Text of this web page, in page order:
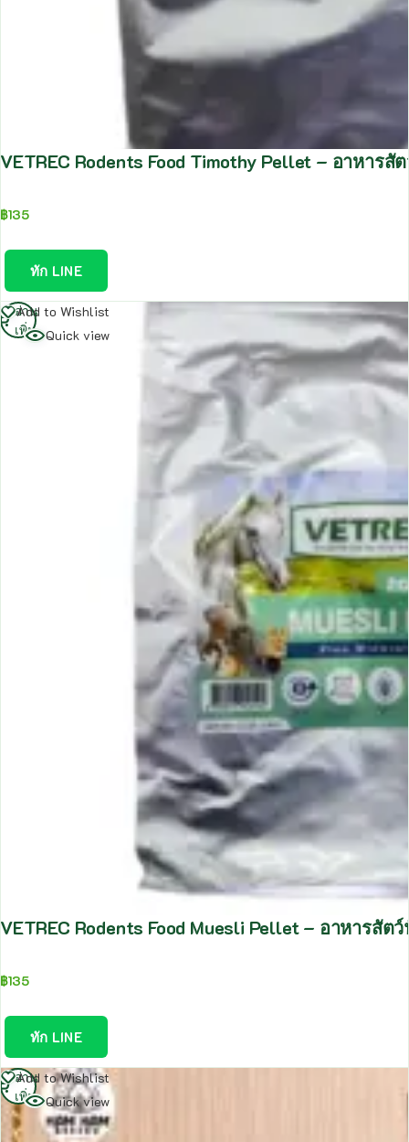
VETREC Rodents Food Timothy Pellet – อาหา
฿135
ทัก LINE
Add to Wishlist
Quick view
VETREC Rodents Food Muesli Pellet – อาหารสั
฿135
ทัก LINE
อ่าน
เพิ่ม
Add to Wishlist
Quick view
อ่าน
เพิ่ม